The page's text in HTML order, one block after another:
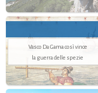
Vasco Da Gama così vince
la guerra delle spezie